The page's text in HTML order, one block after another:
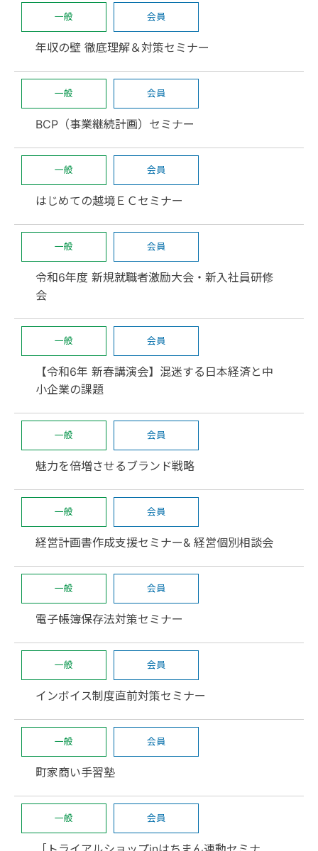
一般 会員
年収の壁 徹底理解＆対策セミナー
一般 会員
BCP（事業継続計画）セミナー
一般 会員
はじめての越境ＥＣセミナー
一般 会員
令和6年度 新規就職者激励大会・新入社員研修
会
一般 会員
【令和6年 新春講演会】混迷する日本経済と中
小企業の課題
一般 会員
魅力を倍増させるブランド戦略
一般 会員
経営計画書作成支援セミナー& 経営個別相談会
一般 会員
電子帳簿保存法対策セミナー
一般 会員
インボイス制度直前対策セミナー
一般 会員
町家商い手習塾
一般 会員